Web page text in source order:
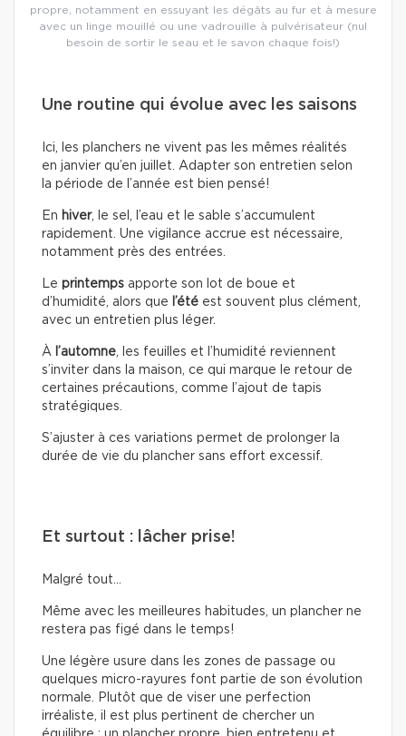
propre, notamment en essuyant les dégâts au fur et à mesure
avec un linge mouillé ou une vadrouille à pulvérisateur (nul
besoin de sortir le seau et le savon chaque fois!)
Une routine qui évolue avec les saisons
Ici, les planchers ne vivent pas les mêmes réalités
en janvier qu’en juillet. Adapter son entretien selon
la période de l’année est bien pensé!
En hiver, le sel, l’eau et le sable s’accumulent
rapidement. Une vigilance accrue est nécessaire,
notamment près des entrées.
Le printemps apporte son lot de boue et
d’humidité, alors que l’été est souvent plus clément,
avec un entretien plus léger.
À l’automne , les feuilles et l’humidité reviennent
s’inviter dans la maison, ce qui marque le retour de
certaines précautions, comme l’ajout de tapis
stratégiques.
S’ajuster à ces variations permet de prolonger la
durée de vie du plancher sans effort excessif.
Et surtout : lâcher prise!
Malgré tout…
Même avec les meilleures habitudes, un plancher ne
restera pas figé dans le temps!
Une légère usure dans les zones de passage ou
quelques micro-rayures font partie de son évolution
normale. Plutôt que de viser une perfection
irréaliste, il est plus pertinent de chercher un